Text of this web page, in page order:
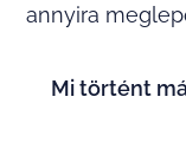
annyira
Mi történt